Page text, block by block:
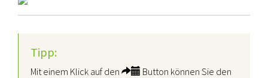
Tipp:
Mit einem Klick auf den
Button können Sie den